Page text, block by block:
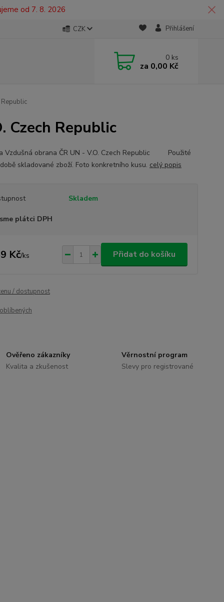
od 7. 8. 2026
CZK Přihlášení
0 ks
za 0,00 Kč
Republic
Czech Republic
Vzdušná obrana ČR UN - V.O. Czech Republic Použité
skladované zboží. Foto konkretního kusu. celý popis
Skladem
plátci DPH
Kč/ks Přidat do košíku
/ dostupnost
Ověřeno zákazníky
Kvalita a zkušenost
Věrnostní program
Slevy pro registrované